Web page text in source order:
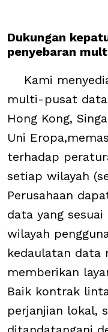
Dukungan
penyebaran
Kami
multi-pusat
Hong Kong,
Uni Eropa,
terhadap
setiap wilayah
Perusahaan
data yang
wilayah
kedaulatan data
memberikan
Baik kontrak
perjanjian lokal,